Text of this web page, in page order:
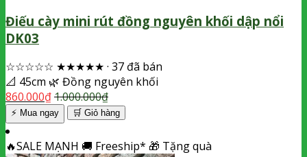
Điếu cày mini rút đồng nguyên khối dập nổi
DK03
☆☆☆☆☆ ★★★★★ · 37 đã bán
📐 45cm 🌿 Đồng nguyên khối
860.000₫1.000.000₫
⚡ Mua ngay 🛒 Giỏ hàng
🔥SALE MẠNH 🚚 Freeship* 🎁 Tặng quà